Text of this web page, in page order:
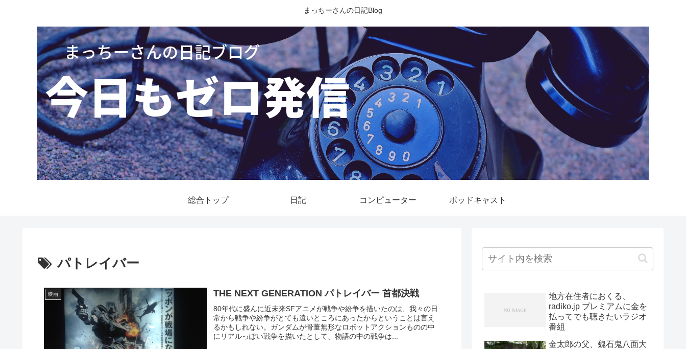
まっちーさんの日記Blog
総合トップ 日記 コンピューター ポッドキャスト
パトレイバー
映画 THE NEXT GENERATION パトレイバー 首都決戦
80年代に盛んに近未来SFアニメが戦争や紛争を描いたのは、我々の日
常から戦争や紛争がとても遠いところにあったからということは言え
るかもしれない。ガンダムが骨董無形なロボットアクションものの中
にリアルっぽい戦争を描いたとして、物語の中の戦争は...
地方在住者におくる、
radiko.jp プレミアムに金を
払ってでも聴きたいラジオ
番組
金太郎の父、魏石鬼八面大